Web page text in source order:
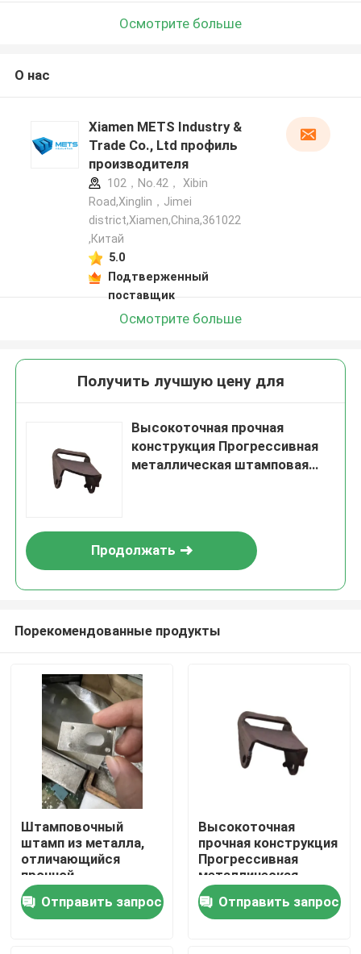
Осмотрите больше
О нас
Xiamen METS Industry &
Trade Co., Ltd профиль
производителя
102，No.42， Xibin
Road,Xinglin，Jimei
district,Xiamen,China,361022
,Китай
5.0
Подтверженный
поставщик
Осмотрите больше
Получить лучшую цену для
Высокоточная прочная
конструкция Прогрессивная
металлическая штамповая
Продолжать
Порекомендованные продукты
Штамповочный
штамп из металла,
отличающийся
прочной
конструкцией и
повышенной
долговечностью,
Отправить запрос
Высокоточная
прочная конструкция
Прогрессивная
металлическая
штамповая форма
Отправить запрос